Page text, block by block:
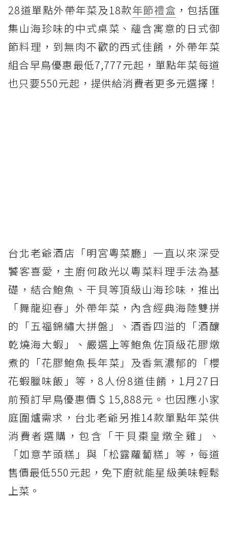
28道單點外帶年菜及18款年節禮盒 ，包括匯
集山海珍味的中式桌菜、蘊含寓意的日式御
節料理，到無肉不歡的西式佳餚，外帶年菜
組合早鳥優惠最低7,777元起，單點年菜每道
也只要550元起，提供給消費者更多元選擇！
台北老爺酒店「明宮粵菜廳」一直以來深受
饕客喜愛，主廚何啟光以粵菜料理手法為基
礎，結合鮑魚、干貝等頂級山海珍味，推出
「舞龍迎春」外帶年菜，內含經典海陸雙拼
的「五福錦繡大拼盤」、酒香四溢的「酒釀
乾燒海大蝦」、嚴選上等鮑魚佐頂級花膠燉
煮的「花膠鮑魚長年菜」及香氣濃郁的「櫻
花蝦臘味飯」等，8人份8道佳餚，1月27日
前預訂早鳥優惠價＄15,888元。也因應小家
庭圍爐需求，台北老爺另推14款單點年菜供
消費者選購，包含「干貝棗皇燉全雞」、
「如意芋頭糕」與「松露蘿蔔糕」等，每道
售價最低550元起，免下廚就能星級美味輕鬆
上菜。